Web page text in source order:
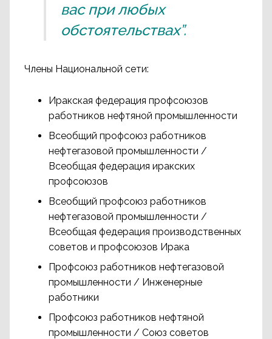
вас при любых
обстоятельствах”.
Члены Национальной сети:
Иракская федерация профсоюзов
работников нефтяной промышленности
Всеобщий профсоюз работников
нефтегазовой промышленности /
Всеобщая федерация иракских
профсоюзов
Всеобщий профсоюз работников
нефтегазовой промышленности /
Всеобщая федерация производственных
советов и профсоюзов Ирака
Профсоюз работников нефтегазовой
промышленности / Инженерные
работники
Профсоюз работников нефтяной
промышленности / Союз советов